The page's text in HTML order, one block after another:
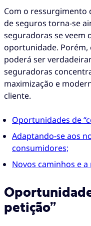
Com o ressurgimento
de seguros torna-se
seguradoras se veem
oportunidade. Porém,
poderá ser
seguradoras
maximização e
cliente.
Oportunidades de
Adaptando-se aos
consumidores;
Novos caminhos e
petição”